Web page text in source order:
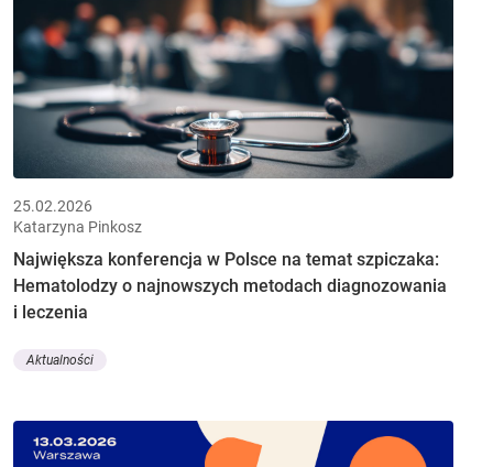
25.02.2026
Katarzyna Pinkosz
Największa konferencja w Polsce na temat szpiczaka:
Hematolodzy o najnowszych metodach diagnozowania
i leczenia
Aktualności